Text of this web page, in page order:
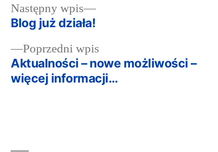
Nawigacja
wpisu
Poprzedni wpis
wpis:
Aktualności – nowe możliwości –
więcej informacji…
Następny wpis
Następny
Blog już działa!